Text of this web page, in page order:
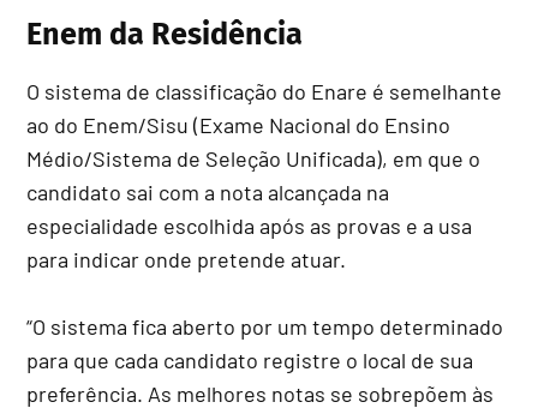
Enem da Residência
O sistema de classificação do Enare é semelhante
ao do Enem/Sisu (Exame Nacional do Ensino
Médio/Sistema de Seleção Unificada), em que o
candidato sai com a nota alcançada na
especialidade escolhida após as provas e a usa
para indicar onde pretende atuar.
“O sistema fica aberto por um tempo determinado
para que cada candidato registre o local de sua
preferência. As melhores notas se sobrepõem às